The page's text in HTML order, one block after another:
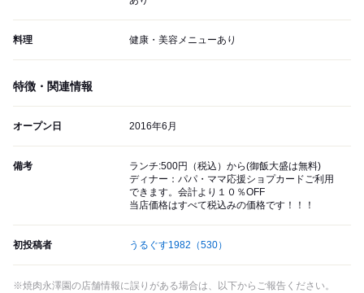
料理 健康・美容メニューあり
特徴・関連情報
オープン日 2016年6月
備考
ランチ:500円（税込）から(御飯大盛は無料)
ディナー：パパ・ママ応援ショプカードご利用
できます。会計より１０％OFF
当店価格はすべて税込みの価格です！！！
初投稿者 うるぐす1982 （530）
※焼肉永澤園の店舗情報に誤りがある場合は、以下からご報告ください。